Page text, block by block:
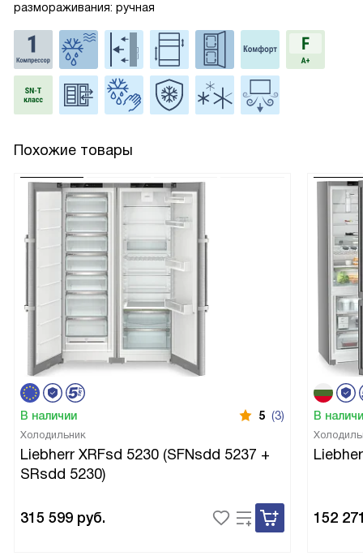
размораживания: ручная
Похожие товары
В наличии 5 (3)
Холодильник
Liebherr XRFsd 5230 (SFNsdd 5237 +
SRsdd 5230)
315 599 руб.
В
152